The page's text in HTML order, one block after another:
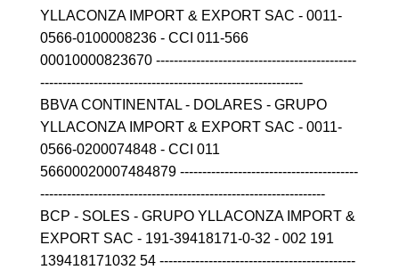
YLLACONZA IMPORT & EXPORT SAC - 0011-
0566-0100008236 - CCI 011-566
00010000823670 ---------------------------------------------
-----------------------------------------------------------
BBVA CONTINENTAL - DOLARES - GRUPO
YLLACONZA IMPORT & EXPORT SAC - 0011-
0566-0200074848 - CCI 011
56600020007484879 ----------------------------------------
----------------------------------------------------------------
BCP - SOLES - GRUPO YLLACONZA IMPORT &
EXPORT SAC - 191-39418171-0-32 - 002 191
139418171032 54 --------------------------------------------